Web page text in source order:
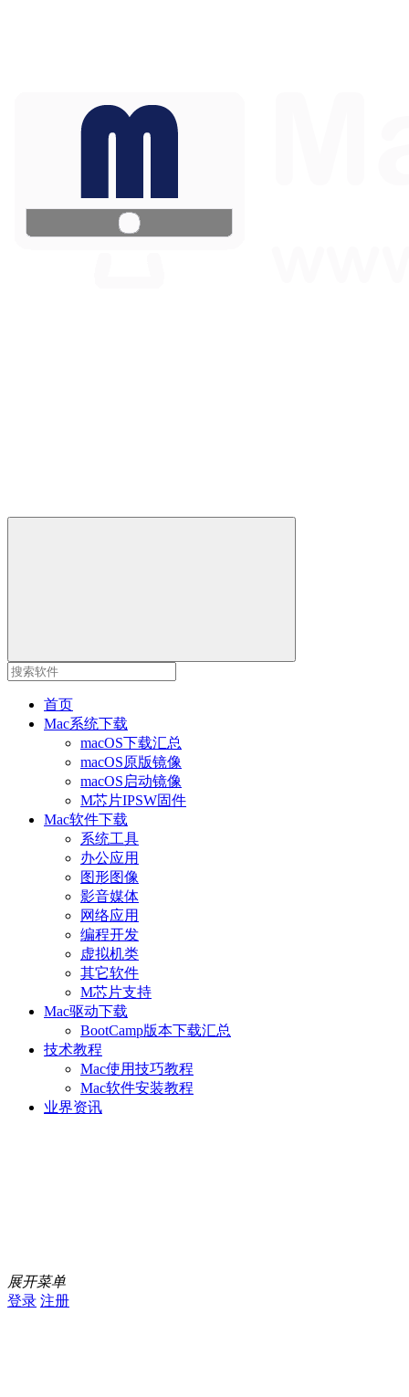
首页
Mac系统下载
macOS下载汇总
macOS原版镜像
macOS启动镜像
M芯片IPSW固件
Mac软件下载
系统工具
办公应用
图形图像
影音媒体
网络应用
编程开发
虚拟机类
其它软件
M芯片支持
Mac驱动下载
BootCamp版本下载汇总
技术教程
Mac使用技巧教程
Mac软件安装教程
业界资讯
展开菜单
登录 注册